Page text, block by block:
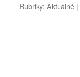
Rubriky: Aktuálně |